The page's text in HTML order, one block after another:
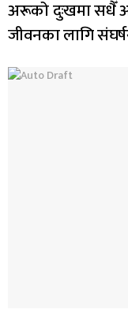
अरूको दुःखमा सधैँ
जीवनका लागि